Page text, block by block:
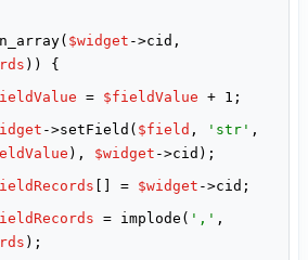
$widget
= $fieldValue
->setField( $field , 'str' ,
), $widget
[] = $widget
= implode( ','